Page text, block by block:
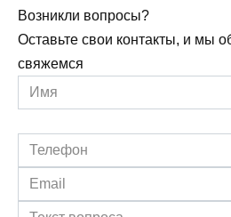
Возникли вопросы?
Оставьте свои контакты, и мы
свяжемся